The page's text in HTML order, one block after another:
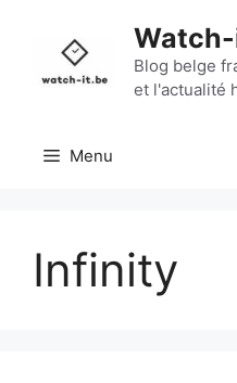
contenu
Blog belge
et l'actualité
Menu
Infinity